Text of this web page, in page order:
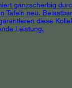
ganzscherbig
Tafeln neu.
diese
Leistung.